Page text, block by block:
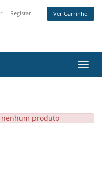
Registar Ver Carrinho
produto